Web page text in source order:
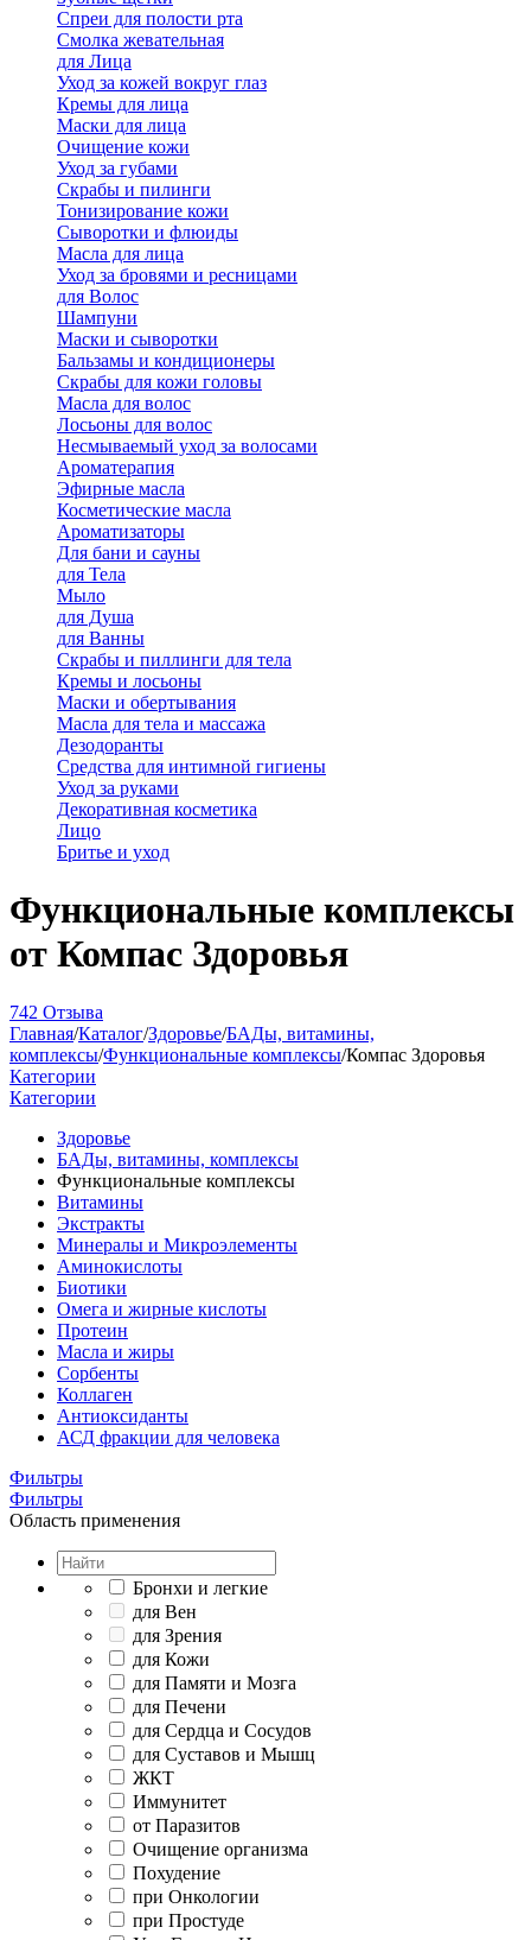
Спреи для полости рта
Смолка жевательная
для Лица
Уход за кожей вокруг глаз
Кремы для лица
Маски для лица
Очищение кожи
Уход за губами
Скрабы и пилинги
Тонизирование кожи
Сыворотки и флюиды
Масла для лица
Уход за бровями и ресницами
для Волос
Шампуни
Маски и сыворотки
Бальзамы и кондиционеры
Скрабы для кожи головы
Масла для волос
Лосьоны для волос
Несмываемый уход за волосами
Ароматерапия
Эфирные масла
Косметические масла
Ароматизаторы
Для бани и сауны
для Тела
Мыло
для Душа
для Ванны
Скрабы и пиллинги для тела
Кремы и лосьоны
Маски и обертывания
Масла для тела и массажа
Дезодоранты
Средства для интимной гигиены
Уход за руками
Декоративная косметика
Лицо
Бритье и уход
Функциональные комплексы
от Компас Здоровья
742 Отзыва
Главная/Каталог/Здоровье/БАДы, витамины,
комплексы/Функциональные комплексы/Компас Здоровья
Категории
Категории
Здоровье
БАДы, витамины, комплексы
Функциональные комплексы
Витамины
Экстракты
Минералы и Микроэлементы
Аминокислоты
Биотики
Омега и жирные кислоты
Протеин
Масла и жиры
Сорбенты
Коллаген
Антиоксиданты
АСД фракции для человека
Фильтры
Фильтры
Область применения
Бронхи и легкие
для Вен
для Зрения
для Кожи
для Памяти и Мозга
для Печени
для Сердца и Сосудов
для Суставов и Мышц
ЖКТ
Иммунитет
от Паразитов
Очищение организма
Похудение
при Онкологии
при Простуде